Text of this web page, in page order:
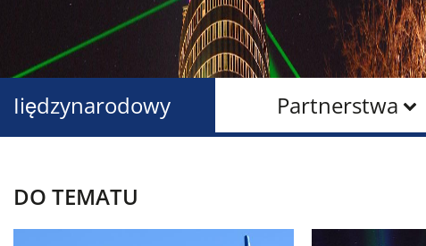
Partnerstwa
Iiędzynarodowy
DO TEMATU